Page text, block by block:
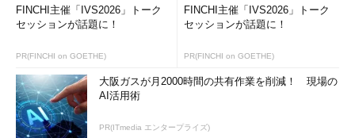
Page 2
ウイルス感染とは「不正プログラムを実行
すること」
Page 3
FINCHI主催「IVS2026」トーク
セッションが話題に！
PR(FINCHI on GOETHE)
FINCHI主催「IVS2026」トーク
セッションが話題に！
PR(FINCHI on GOETHE)
大阪ガスが月2000時間の共有作業を削減！ 現場の
AI活用術
PR(ITmedia エンタープライズ)